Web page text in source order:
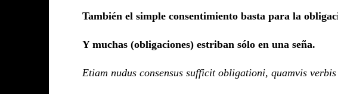
También el simple consentimiento basta para la
Y muchas (obligaciones) estriban sólo en una seña.
Etiam nudus consensus sufficit obligationi, quamvis